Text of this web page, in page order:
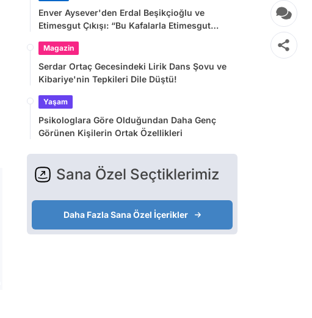
Enver Aysever'den Erdal Beşikçioğlu ve
Etimesgut Çıkışı: “Bu Kafalarla Etimesgut
Magazin
Serdar Ortaç Gecesindeki Lirik Dans Şovu ve
Kibariye'nin Tepkileri Dile Düştü!
Yaşam
Psikologlara Göre Olduğundan Daha Genç
Görünen Kişilerin Ortak Özellikleri
Sana Özel Seçtiklerimiz
Daha Fazla Sana Özel İçerikler